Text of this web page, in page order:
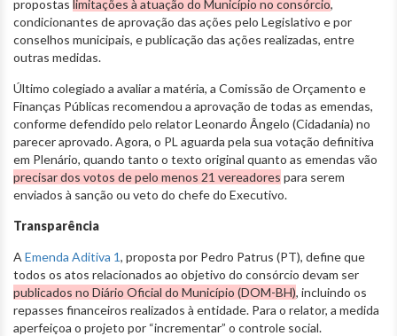
propostas limitações à atuação do Município no consórcio,
condicionantes de aprovação das ações pelo Legislativo e por
conselhos municipais, e publicação das ações realizadas, entre
outras medidas.
Último colegiado a avaliar a matéria, a Comissão de Orçamento e
Finanças Públicas recomendou a aprovação de todas as emendas,
conforme defendido pelo relator Leonardo Ângelo (Cidadania) no
parecer aprovado. Agora, o PL aguarda pela sua votação definitiva
em Plenário, quando tanto o texto original quanto as emendas vão
precisar dos votos de pelo menos 21 vereadores para serem
enviados à sanção ou veto do chefe do Executivo.
Transparência
A Emenda Aditiva 1, proposta por Pedro Patrus (PT), define que
todos os atos relacionados ao objetivo do consórcio devam ser
publicados no Diário Oficial do Município (DOM-BH), incluindo os
repasses financeiros realizados à entidade. Para o relator, a medida
aperfeiçoa o projeto por “incrementar” o controle social.